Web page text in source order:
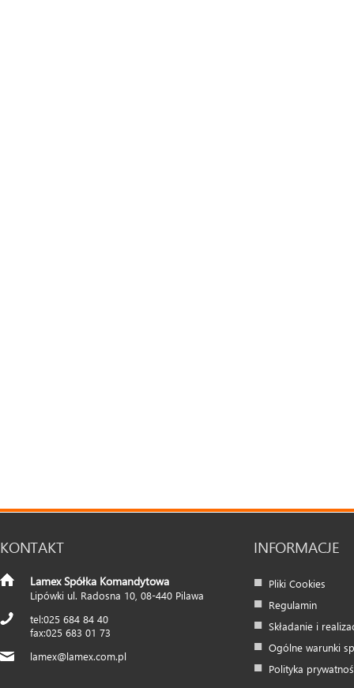
KONTAKT
Lamex Spółka Komandytowa
Lipówki ul. Radosna 10 08-440 Pilawa
025 684 84 40
025 683 01 73
lamex@lamex.com.pl
INFORMACJE
Pliki Cookies
Regulamin
Składanie i
Ogólne warunki
Polityka